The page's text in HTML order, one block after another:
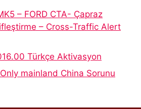
– FORD CTA- Çapraz
– Cross-Traffic Alert
Türkçe Aktivasyon
mainland China Sorunu